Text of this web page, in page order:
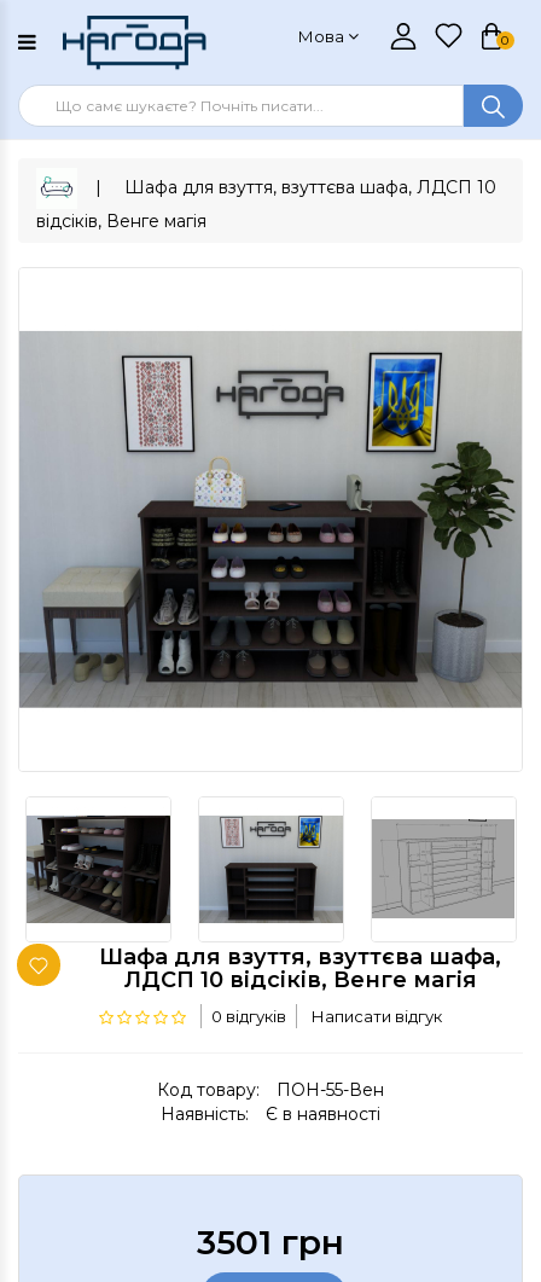
Мова 0
Шафа для взуття, взуттєва шафа, ЛДСП 10
відсіків, Венге магія
Шафа для взуття, взуттєва шафа,
ЛДСП 10 відсіків, Венге магія
0 відгуків Написати відгук
Код товару:
ПОН-55-Вен
Наявність:
Є в наявності
3501 грн